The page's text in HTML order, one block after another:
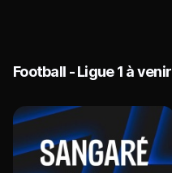
Football - Ligue 1 à venir